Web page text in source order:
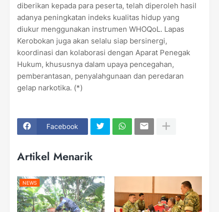
diberikan kepada para peserta, telah diperoleh hasil
adanya peningkatan indeks kualitas hidup yang
diukur menggunakan instrumen WHOQoL. Lapas
Kerobokan juga akan selalu siap bersinergi,
koordinasi dan kolaborasi dengan Aparat Penegak
Hukum, khususnya dalam upaya pencegahan,
pemberantasan, penyalahgunaan dan peredaran
gelap narkotika. (*)
Facebook
Artikel Menarik
NEWS